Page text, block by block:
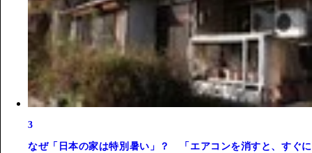
3
なぜ「日本の家は特別暑い」？ 「エアコンを消すと、すぐに